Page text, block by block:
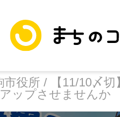
市役所 /
【11/10〆
ップさせませんか